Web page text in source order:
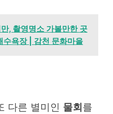
, 촬영명소 가볼만한 곳
욕장 | 감천 문화마을
다른 별미인 물회 를